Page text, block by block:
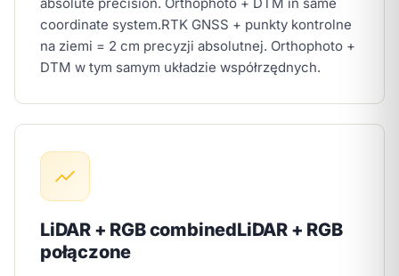
coordinate system.RTK GNSS + punkty kontrolne
na ziemi = 2 cm precyzji absolutnej. Orthophoto +
DTM w tym samym układzie współrzędnych.
LiDAR + RGB combinedLiDAR + RGB
połączone